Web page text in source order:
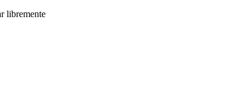
libremente